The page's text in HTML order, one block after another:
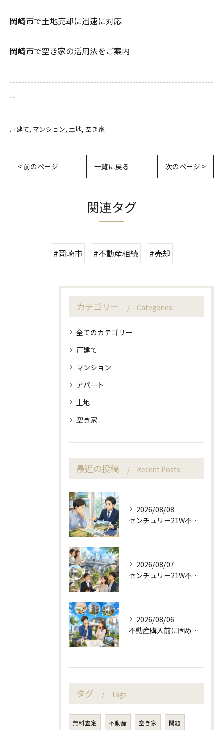
岡崎市で土地売却に迅速に対応
岡崎市で空き家の活用法をご案内
--------------------------------------------------------------------
--
戸建て マンション 土地 空き家
< 前のページ 一覧に戻る 次のページ >
関連タグ
#岡崎市 #不動産相続 #売却
カテゴリー Categories
全てのカテゴリー
戸建て
マンション
アパート
土地
空き家
最近の投稿 Recent Posts
2026/08/08
センチュリー21W不動産販売で来店予約から土地売却相談
2026/08/07
センチュリー21W不動産販売の駅近相談と地域目線
2026/08/06
不動産購入前に固める資金計画と住み替え判断
タグ Tags
無料査定 不動産 空き家 問題